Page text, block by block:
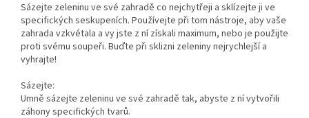
Sázejte zeleninu ve své zahradě co nejchytřeji a sklízejte ji ve
specifických seskupeních. Používejte při tom nástroje, aby vaše
zahrada vzkvétala a vy jste z ní získali maximum, nebo je použijte
proti svému soupeři. Buďte při sklizni zeleniny nejrychlejší a
vyhrajte!
Sázejte:
Umně sázejte zeleninu ve své zahradě tak, abyste z ní vytvořili
záhony specifických tvarů.